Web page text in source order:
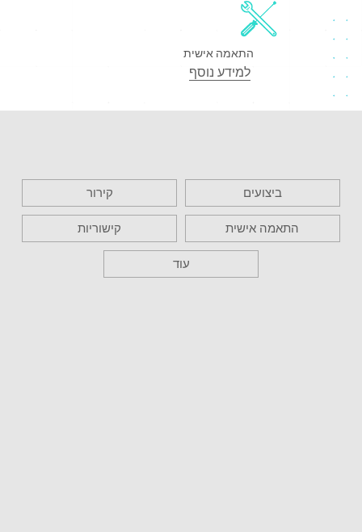
התאמה אישית
למידע נוסף
ביצועים קירור
התאמה אישית קישוריות
עוד